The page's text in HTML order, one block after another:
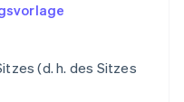
(d. h. des Sitzes